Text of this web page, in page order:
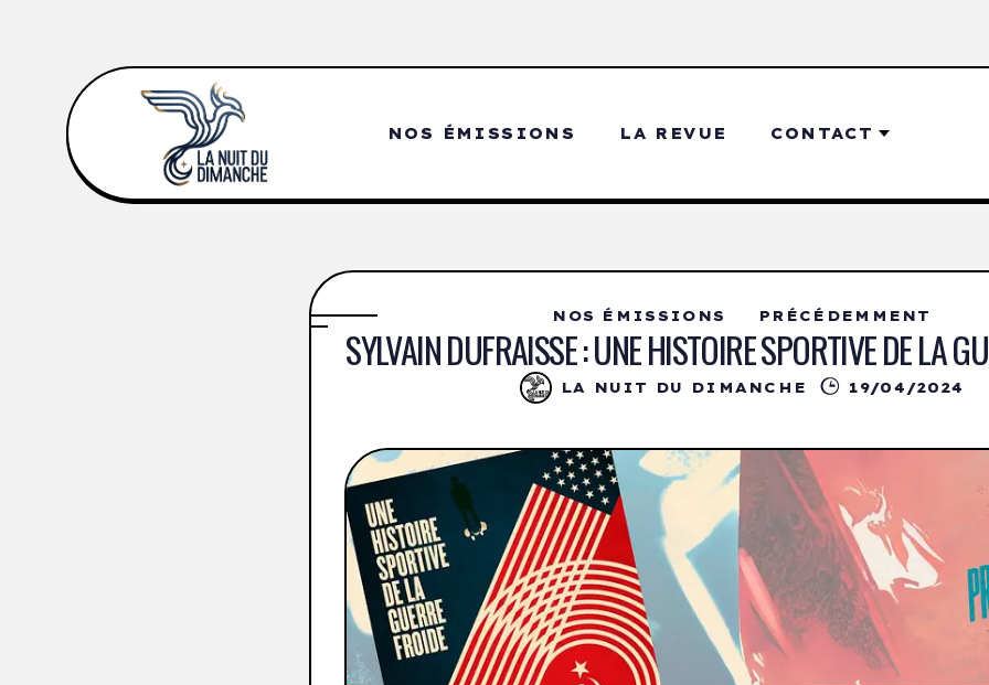
NOS ÉMISSIONS LA REVUE CONTACT
NOS ÉMISSIONS PRÉCÉDEMMENT
SYLVAIN DUFRAISSE : UNE HISTOIRE SPORTIVE DE LA
LA NUIT DU DIMANCHE 19/04/2024